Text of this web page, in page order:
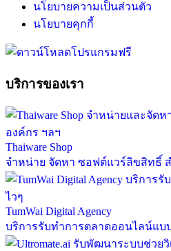
นโยบายความเป็นส่วนตัว
นโยบายคุกกี้
บริการของเรา
Thaiware Shop
จำหน่าย จัดหา ซอฟต์แวร์ลิขสิทธิ์
TumWai Digital Agency
บริการรับทำการตลาดออนไลน์แบ